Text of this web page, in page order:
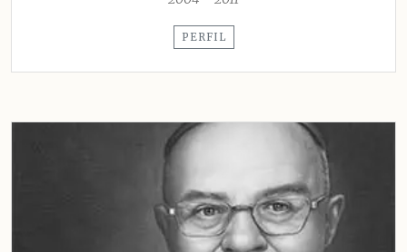
PERFIL